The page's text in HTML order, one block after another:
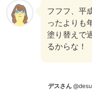
フフフ、平
ったよりも
塗り替えで
るからな！
デスさん